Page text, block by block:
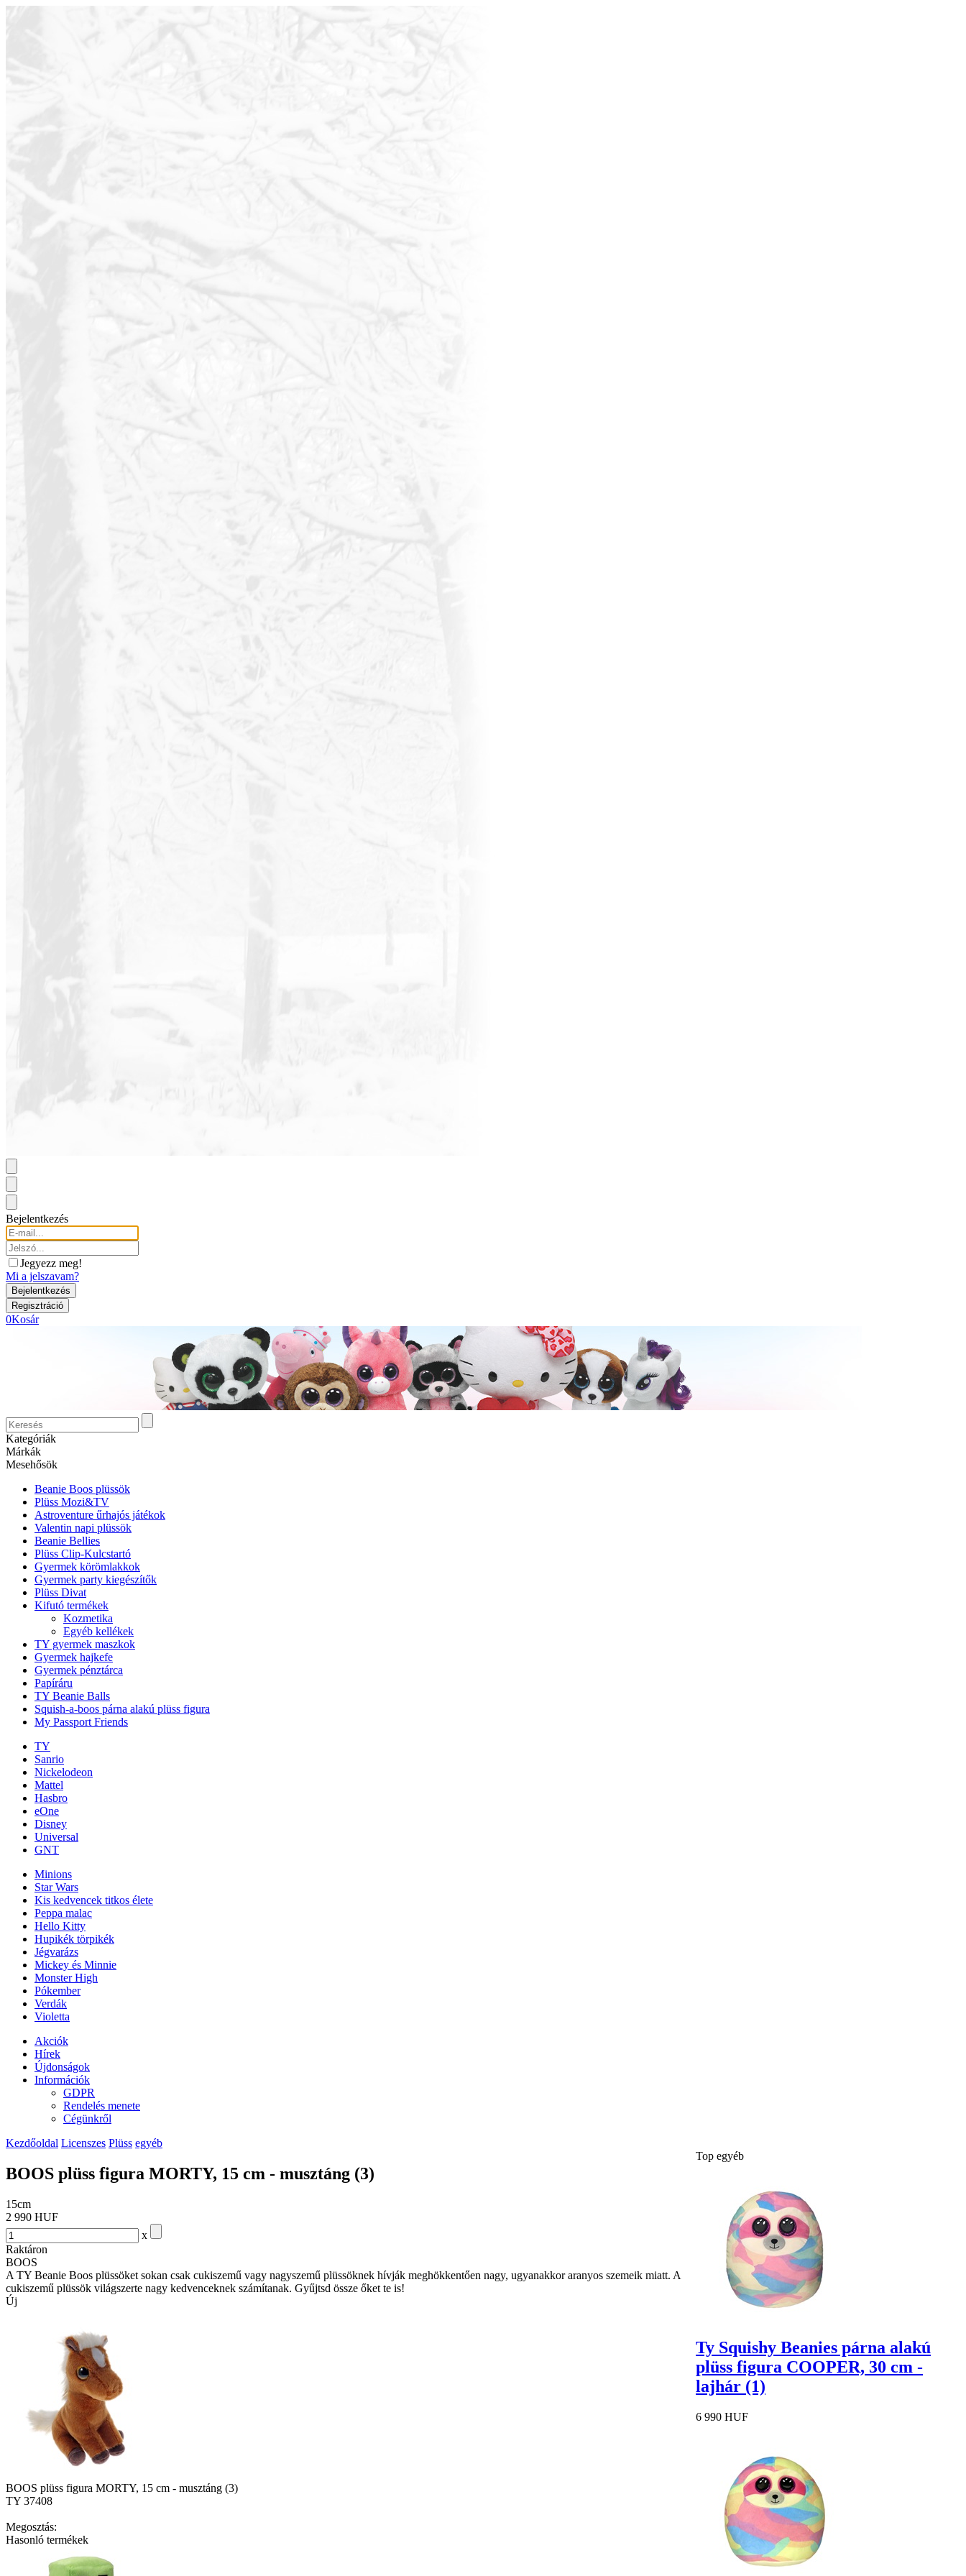
Bejelentkezés
Jegyezz meg!
Mi a jelszavam?
0Kosár
Kategóriák
Márkák
Mesehősök
Beanie Boos plüssök
Plüss Mozi&TV
Astroventure űrhajós játékok
Valentin napi plüssök
Beanie Bellies
Plüss Clip-Kulcstartó
Gyermek körömlakkok
Gyermek party kiegészítők
Plüss Divat
Kifutó termékek
Kozmetika
Egyéb kellékek
TY gyermek maszkok
Gyermek hajkefe
Gyermek pénztárca
Papíráru
TY Beanie Balls
Squish-a-boos párna alakú plüss figura
My Passport Friends
TY
Sanrio
Nickelodeon
Mattel
Hasbro
eOne
Disney
Universal
GNT
Minions
Star Wars
Kis kedvencek titkos élete
Peppa malac
Hello Kitty
Hupikék törpikék
Jégvarázs
Mickey és Minnie
Monster High
Pókember
Verdák
Violetta
Akciók
Hírek
Újdonságok
Információk
GDPR
Rendelés menete
Cégünkről
Kezdőoldal Licenszes Plüss egyéb
BOOS plüss figura MORTY, 15 cm - musztáng (3)
15cm
2 990 HUF
x
Raktáron
BOOS
A TY Beanie Boos plüssöket sokan csak cukiszemű vagy nagyszemű plüssöknek hívják meghökkentően nagy, ugyanakkor aranyos szemeik miatt. A
cukiszemű plüssök világszerte nagy kedvenceknek számítanak. Gyűjtsd össze őket te is!
Új
BOOS plüss figura MORTY, 15 cm - musztáng (3)
TY 37408
Megosztás:
Hasonló termékek
Top egyéb
Ty Squishy Beanies párna alakú
plüss figura COOPER, 30 cm -
lajhár (1)
6 990 HUF